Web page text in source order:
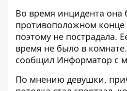
Во время инцидента она
противоположном
поэтому не пострадала.
время не было в
сообщил Информатор с
По мнению девушки,